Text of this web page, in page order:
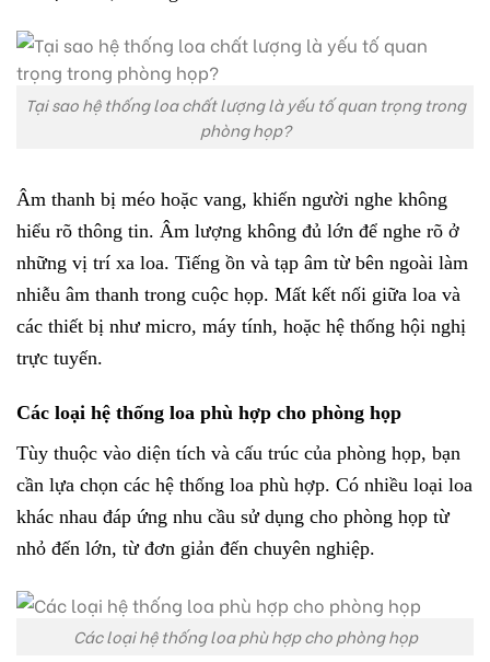
Tại sao hệ thống loa chất lượng là yếu tố quan trọng trong
phòng họp?
Âm thanh bị méo hoặc vang, khiến người nghe không
hiểu rõ thông tin. Âm lượng không đủ lớn để nghe rõ ở
những vị trí xa loa. Tiếng ồn và tạp âm từ bên ngoài làm
nhiễu âm thanh trong cuộc họp. Mất kết nối giữa loa và
các thiết bị như micro, máy tính, hoặc hệ thống hội nghị
trực tuyến.
Các loại hệ thống loa phù hợp cho phòng họp
Tùy thuộc vào diện tích và cấu trúc của phòng họp, bạn
cần lựa chọn các hệ thống loa phù hợp. Có nhiều loại loa
khác nhau đáp ứng nhu cầu sử dụng cho phòng họp từ
nhỏ đến lớn, từ đơn giản đến chuyên nghiệp.
Các loại hệ thống loa phù hợp cho phòng họp